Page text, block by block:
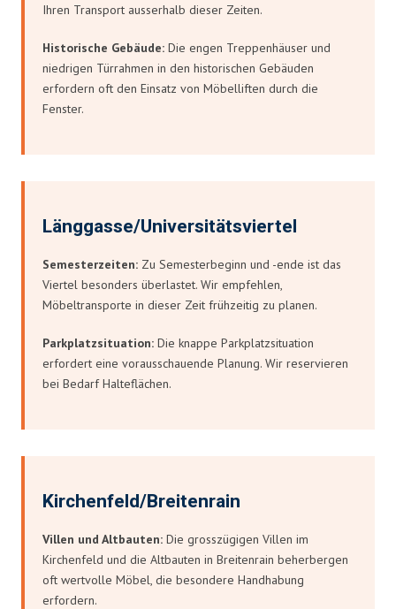
Ihren Transport ausserhalb dieser Zeiten.
Historische Gebäude: Die engen Treppenhäuser und
niedrigen Türrahmen in den historischen Gebäuden
erfordern oft den Einsatz von Möbelliften durch die
Fenster.
Länggasse/Universitätsviertel
Semesterzeiten: Zu Semesterbeginn und -ende ist das
Viertel besonders überlastet. Wir empfehlen,
Möbeltransporte in dieser Zeit frühzeitig zu planen.
Parkplatzsituation: Die knappe Parkplatzsituation
erfordert eine vorausschauende Planung. Wir reservieren
bei Bedarf Halteflächen.
Kirchenfeld/Breitenrain
Villen und Altbauten: Die grosszügigen Villen im
Kirchenfeld und die Altbauten in Breitenrain beherbergen
oft wertvolle Möbel, die besondere Handhabung
erfordern.